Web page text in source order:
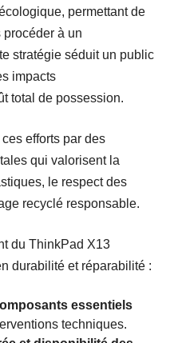
permettant de
à un
stratégie séduit un public
impacts
total de possession.
efforts par des
qui valorisent la
le respect des
recyclé responsable.
du ThinkPad X13
durabilité et réparabilité :
essentiels
techniques.